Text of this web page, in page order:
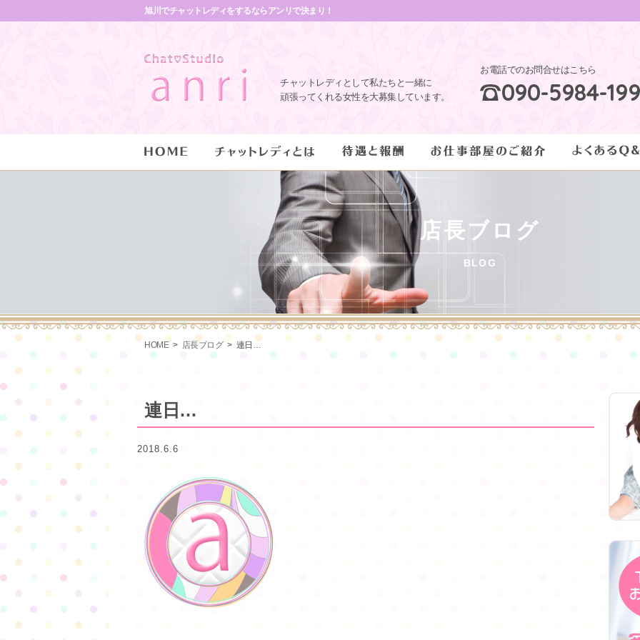
旭川でチャットレディをするならアンリで決まり！
チャットレディとして私たちと一緒に
頑張ってくれる女性を大募集しています。
お電話でのお問合せはこちら
090-5984-
店長ブログ
BLOG
HOME 店長ブログ 連日…
連日…
2018.6.6